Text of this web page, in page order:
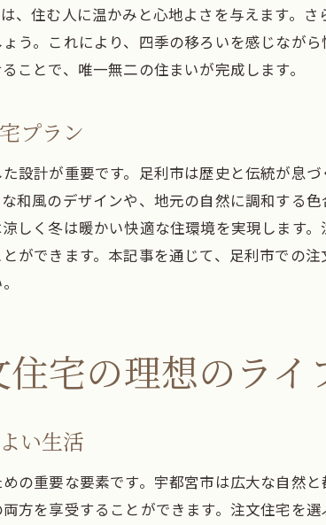
利市のコミュニティと共に育つ注文住宅
市で注文住宅を建てる理由とその魅力
都宮市での注文住宅が実現する理想の住環境
市生活を楽しむ宇都宮市の住宅設計のポイント
宇都宮市の新築住宅で手に入れる心地よい暮ら
都宮市の自然を取り入れた注文住宅の魅力
都宮市での注文住宅に求められる最新トレン
での注文住宅が叶える理想の居住空間
文住宅で実現する栃木県ならではの居住スタイ
文住宅で叶える栃木県の自然と共生する暮らし
木県の地域特性を反映した住宅デザイン
文住宅が導く栃木県での新たな生活提案
と宇都宮市で実現する注文住宅の可能性
利市と宇都宮市の特性を活かした注文住宅計
、住む人に温かみと心地よさを与えます。
う。これにより、四季の移ろいを感じなが
ことで、唯一無二の住まいが完成します。
プラン
設計が重要です。足利市は歴史と伝統が息
和風のデザインや、地元の自然に調和する
しく冬は暖かい快適な住環境を実現します
ができます。本記事を通じて、足利市での
宅の理想のライ
い生活
の重要な要素です。宇都宮市は広大な自然
方を享受することができます。注文住宅を